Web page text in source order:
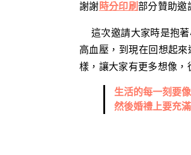
謝謝 時分印刷 部分贊助邀
這次邀請大家時是抱
高血壓，到現在回想起
樣，讓大家有更多想像，
生活的每一刻要
然後婚禮上要充